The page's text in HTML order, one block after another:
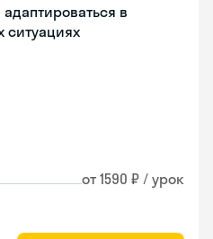
в
ситуациях
от 1590 ₽ / урок